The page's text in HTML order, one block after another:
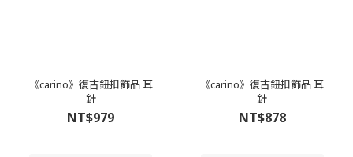
《carino》復古鈕扣飾品 耳
針
NT$979
《carino》復古鈕扣飾品 耳
針
NT$878